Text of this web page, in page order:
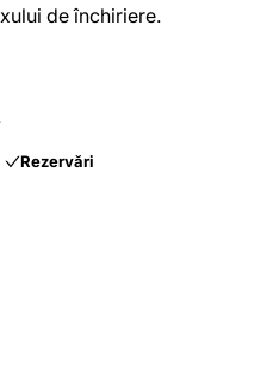
de închiriere.
Rezervări